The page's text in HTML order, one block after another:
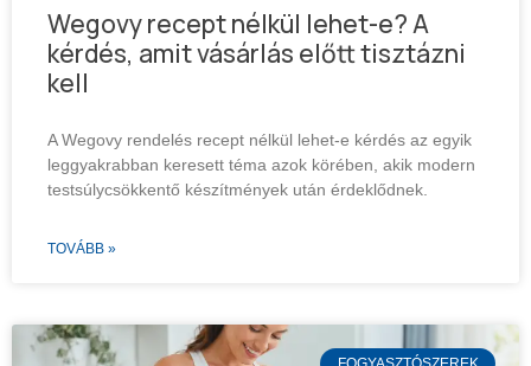
Wegovy recept nélkül lehet-e? A
kérdés, amit vásárlás előtt tisztázni
kell
A Wegovy rendelés recept nélkül lehet-e kérdés az egyik
leggyakrabban keresett téma azok körében, akik modern
testsúlycsökkentő készítmények után érdeklődnek.
TOVÁBB »